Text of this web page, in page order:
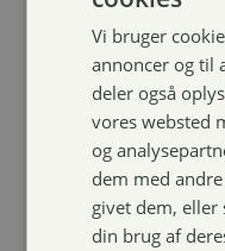
Vi bruger
annoncer og til
deler også
vores websted
og
dem med
givet dem,
din brug af